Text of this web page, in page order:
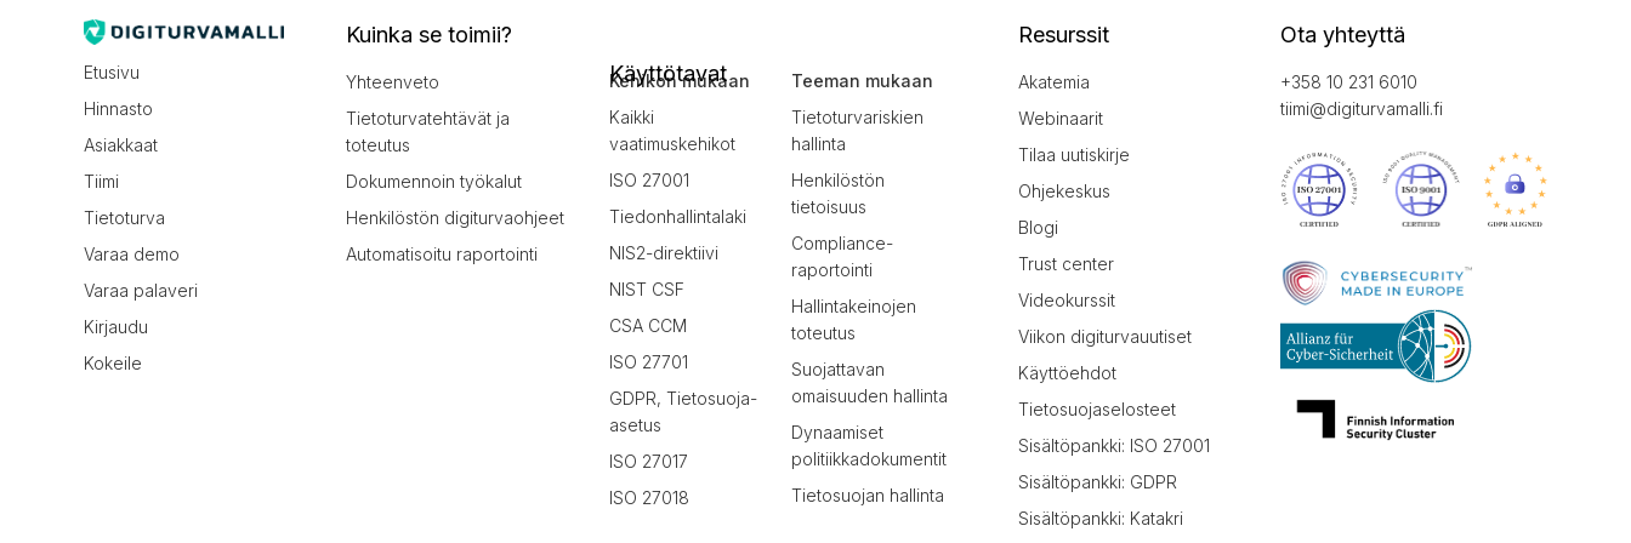
Etusivu
Hinnasto
Asiakkaat
Tiimi
Tietoturva
Varaa demo
Varaa palaveri
Kirjaudu
Kokeile
Kuinka se toimii?
Yhteenveto
Tietoturvatehtävät ja
toteutus
Dokumennoin työkalut
Henkilöstön digiturvaohjeet
Automatisoitu raportointi
Käyttötavat
Kehikon mukaan
Kaikki
vaatimuskehikot
ISO 27001
Tiedonhallintalaki
NIS2-direktiivi
NIST CSF
CSA CCM
ISO 27701
GDPR, Tietosuoja-
asetus
ISO 27017
ISO 27018
Teeman mukaan
Tietoturvariskien
hallinta
Henkilöstön
tietoisuus
Compliance-
raportointi
Hallintakeinojen
toteutus
Suojattavan
omaisuuden hallinta
Dynaamiset
politiikkadokumentit
Tietosuojan hallinta
Resurssit
Akatemia
Webinaarit
Tilaa uutiskirje
Ohjekeskus
Blogi
Trust center
Videokurssit
Viikon digiturvauutiset
Käyttöehdot
Tietosuojaselosteet
Sisältöpankki: ISO 27001
Sisältöpankki: GDPR
Sisältöpankki: Katakri
Ota yhteyttä
+358 10 231 6010
tiimi@digiturvamalli.fi